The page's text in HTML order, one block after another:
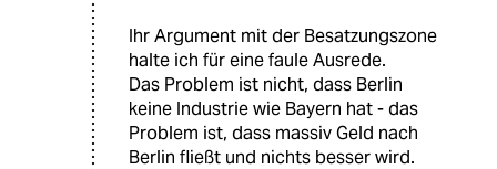
Ihr Argument mit der Besatzungszone
halte ich für eine faule Ausrede.
Das Problem ist nicht, dass Berlin
keine Industrie wie Bayern hat - das
Problem ist, dass massiv Geld nach
Berlin fließt und nichts besser wird.